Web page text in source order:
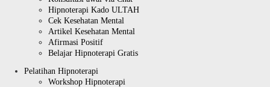
Hipnoterapi Kado ULTAH
Cek Kesehatan Mental
Artikel Kesehatan Mental
Afirmasi Positif
Belajar Hipnoterapi Gratis
Pelatihan Hipnoterapi
Workshop Hipnoterapi